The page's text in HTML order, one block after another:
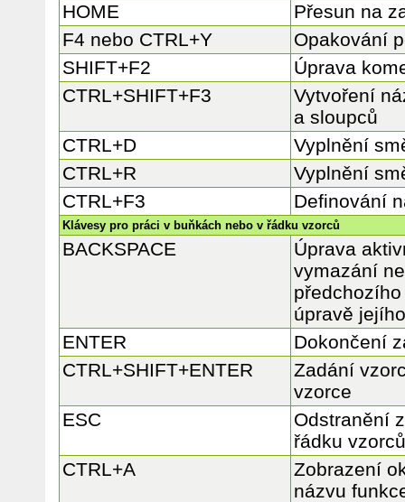
HOME
Přesun na
F4 nebo CTRL+Y
Opakování
SHIFT+F2
Úprava
CTRL+SHIFT+F3
Vytvoření
a sloupců
CTRL+D
Vyplnění
CTRL+R
Vyplnění
CTRL+F3
Definování
Klávesy pro práci v buňkách nebo v řádku vzorců
BACKSPACE
Úprava
vymazání
úpravě
ENTER
Dokončení
CTRL+SHIFT+ENTER
Zadání
vzorce
ESC
Odstranění
řádku vzorců
CTRL+A
Zobrazení
názvu